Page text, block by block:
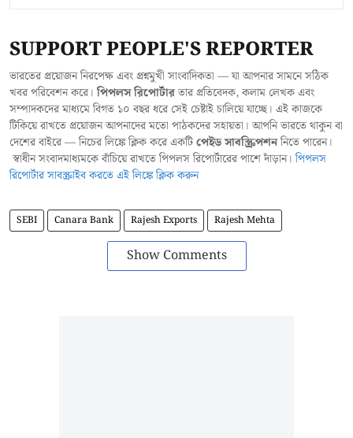
SUPPORT PEOPLE'S REPORTER
ভারতের প্রয়োজন নিরপেক্ষ এবং প্রশ্নমুখী সাংবাদিকতা — যা আপনার সামনে সঠিক
খবর পরিবেশন করে।পিপলস রিপোর্টারতার প্রতিবেদক, কলাম লেখক এবং
সম্পাদকদের মাধ্যমে বিগত ১০ বছর ধরে সেই চেষ্টাই চালিয়ে যাচ্ছে। এই কাজকে
টিকিয়ে রাখতে প্রয়োজন আপনাদের মতো পাঠকদের সহায়তা। আপনি ভারতে থাকুন বা
দেশের বাইরে — নিচের লিঙ্কে ক্লিক করে একটিপেইড সাবস্ক্রিপশননিতে পারেন।
স্বাধীন সংবাদমাধ্যমকে বাঁচিয়ে রাখতে পিপলস রিপোর্টারের পাশে দাঁড়ান।পিপলস
রিপোর্টার সাবস্ক্রাইব করতে এই লিঙ্কে ক্লিক করুন
SEBI Canara Bank Rajesh Exports Rajesh Mehta
Show Comments